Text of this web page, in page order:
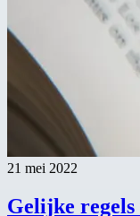
21 mei 2022
Gelijke